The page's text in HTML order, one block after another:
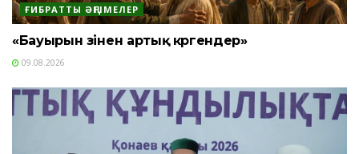
ҒИБРАТТЫ ӘҢГІМЕЛЕР
«Бауырын өзінен артық көргендер»
09.08.2026